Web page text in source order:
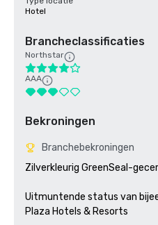
Hotel
Brancheclassificaties
Northstar
AAA
Bekroningen
Branchebekroningen
Zilverkleurig GreenSeal-
Uitmuntende status van
Plaza Hotels & Resorts